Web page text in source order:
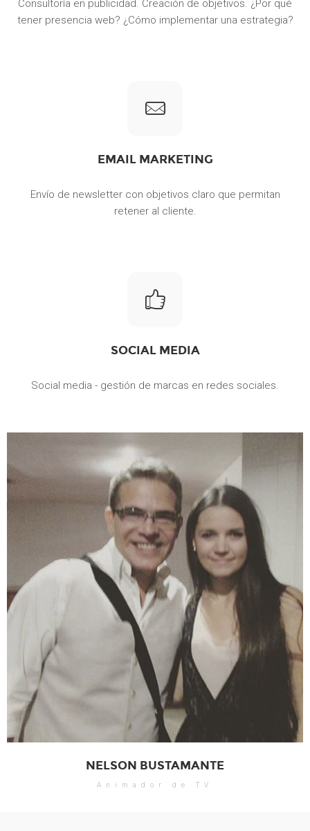
Consultoría en publicidad. Creación de objetivos. ¿Por qué
tener presencia web? ¿Cómo implementar una estrategia?
EMAIL MARKETING
Envío de newsletter con objetivos claro que permitan
retener al cliente.
SOCIAL MEDIA
Social media - gestión de marcas en redes sociales.
NELSON BUSTAMANTE
Animador de TV